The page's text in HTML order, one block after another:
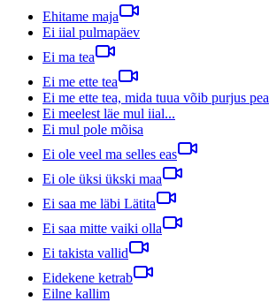
Ehitame maja
Ei iial pulmapäev
Ei ma tea
Ei me ette tea
Ei me ette tea, mida tuua võib purjus pea
Ei meelest läe mul iial...
Ei mul pole mõisa
Ei ole veel ma selles eas
Ei ole üksi ükski maa
Ei saa me läbi Lätita
Ei saa mitte vaiki olla
Ei takista vallid
Eidekene ketrab
Eilne kallim